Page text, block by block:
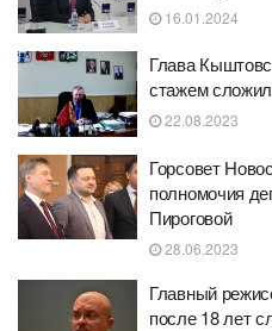
16.01.2024
Глава
стажем
22.08.2023
Горсовет
полномочия
Пироговой
28.06.2023
Главный
после 18 лет